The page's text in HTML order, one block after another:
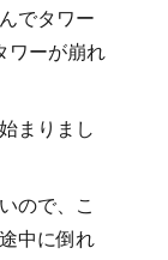
でタワー
ワーが崩れ
まりまし
ので、こ
中に倒れ